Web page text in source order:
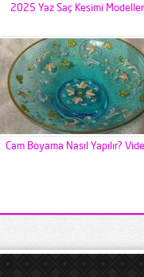
2025 Yaz Saç Kesimi
Cam Boyama Nasıl Yapılır?